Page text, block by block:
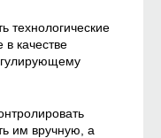
технологические
качестве
им вручную, а